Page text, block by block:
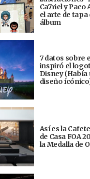
Ca7riel y
el arte de tapa
álbum
7 datos sobre
inspiró el
Disney (Había
diseño
Así es la
de Casa FOA
la Medalla de